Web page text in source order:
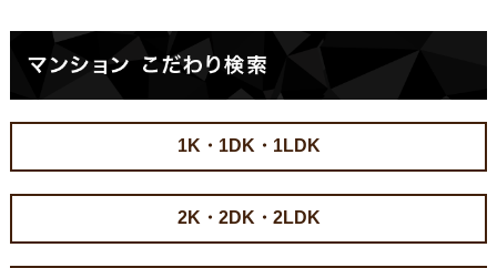
1K・1DK・1LDK
2K・2DK・2LDK